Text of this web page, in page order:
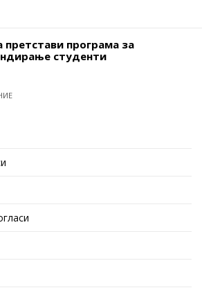
претстави програма за
студенти